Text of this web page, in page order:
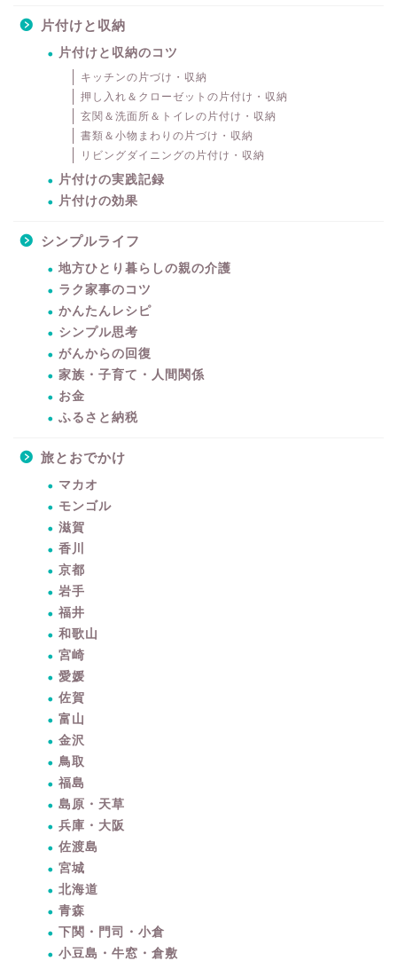
片付けと収納
片付けと収納のコツ
キッチンの片づけ・収納
押し入れ＆クローゼットの片付け・収納
玄関＆洗面所＆トイレの片付け・収納
書類＆小物まわりの片づけ・収納
リビングダイニングの片付け・収納
片付けの実践記録
片付けの効果
シンプルライフ
地方ひとり暮らしの親の介護
ラク家事のコツ
かんたんレシピ
シンプル思考
がんからの回復
家族・子育て・人間関係
お金
ふるさと納税
旅とおでかけ
マカオ
モンゴル
滋賀
香川
京都
岩手
福井
和歌山
宮崎
愛媛
佐賀
富山
金沢
鳥取
福島
島原・天草
兵庫・大阪
佐渡島
宮城
北海道
青森
下関・門司・小倉
小豆島・牛窓・倉敷